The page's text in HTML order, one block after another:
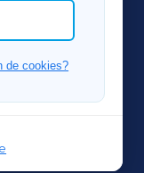
de cookies?